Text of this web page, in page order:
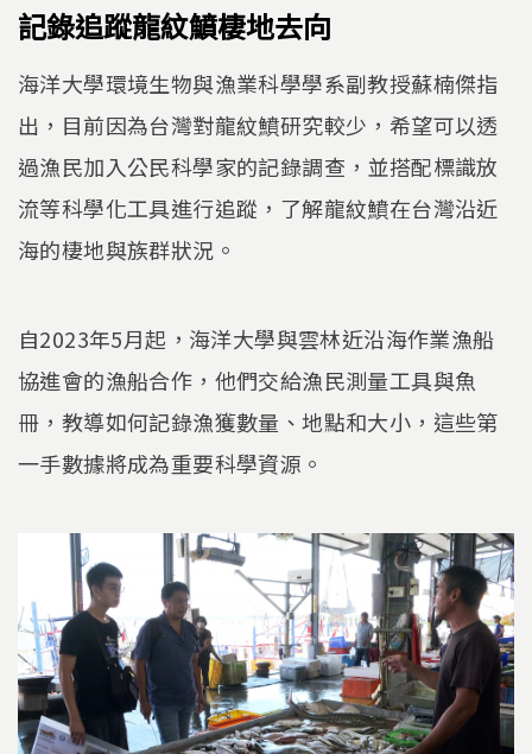
記錄追蹤龍紋鱝棲地去向
海洋大學環境生物與漁業科學學系副教授蘇楠傑指
出，目前因為台灣對龍紋鱝研究較少，希望可以透
過漁民加入公民科學家的記錄調查，並搭配標識放
流等科學化工具進行追蹤，了解龍紋鱝在台灣沿近
海的棲地與族群狀況。
自2023年5月起，海洋大學與雲林近沿海作業漁船
協進會的漁船合作，他們交給漁民測量工具與魚
冊，教導如何記錄漁獲數量、地點和大小，這些第
一手數據將成為重要科學資源。